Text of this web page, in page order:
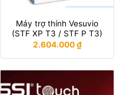
Máy trợ thính Vesuvio
(STF XP T3 / STF P T3)
2.604.000₫